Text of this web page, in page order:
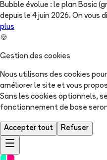
Bubble évolue : le plan Basic
depuis le 4 juin 2026. On
plus
🍪
Gestion des cookies
Nous utilisons des cookies
améliorer le site et vous
Sans les cookies optionnels,
fonctionnement de base
Accepter tout Refuser